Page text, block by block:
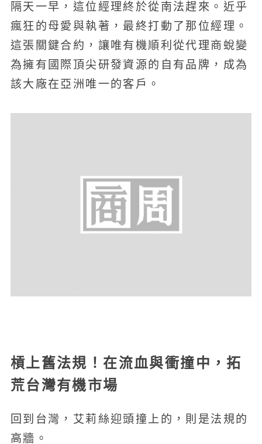
隔天一早，這位經理終於從南法趕來。近乎
瘋狂的母愛與執著，最終打動了那位經理。
這張關鍵合約，讓唯有機順利從代理商蛻變
為擁有國際頂尖研發資源的自有品牌，成為
該大廠在亞洲唯一的客戶。
槓上舊法規！在流血與衝撞中，拓
荒台灣有機市場
回到台灣，艾莉絲迎頭撞上的，則是法規的
高牆。